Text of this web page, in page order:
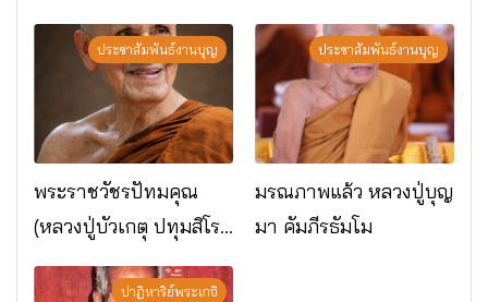
พระกรรมฐาน
อ.เมือง จ.มหาสารคาม
ประชาสัมพันธ์งานบุญ
พระราชวัชรปัทมคุณ
(หลวงปู่บัวเกตุ ปทุมสิโร)
มรณภาพแล้ว วัดป่า
ดาราภิรมย์ อ.แม่ริม
ประชาสัมพันธ์งานบุญ
มรณภาพแล้ว หลวงปู่บุญ
มา คัมภีรธัมโม
ปาฏิหาริย์พระเกจิ